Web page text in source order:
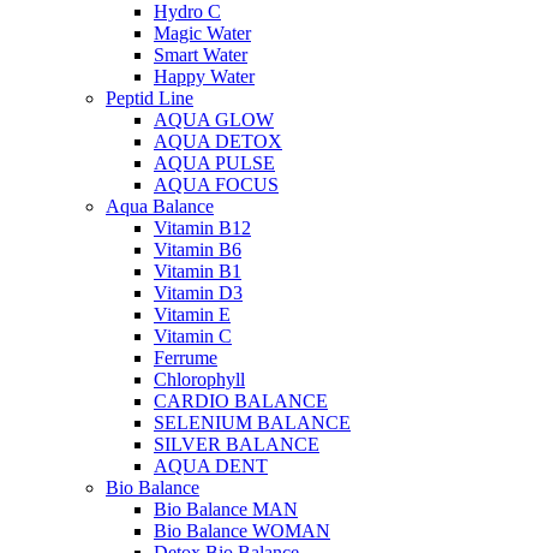
Hydro C
Magic Water
Smart Water
Happy Water
Peptid Line
AQUA GLOW
AQUA DETOX
AQUA PULSE
AQUA FOCUS
Aqua Balance
Vitamin B12
Vitamin B6
Vitamin B1
Vitamin D3
Vitamin E
Vitamin C
Ferrume
Chlorophyll
CARDIO BALANCE
SELENIUM BALANCE
SILVER BALANCE
AQUA DENT
Bio Balance
Bio Balance MAN
Bio Balance WOMAN